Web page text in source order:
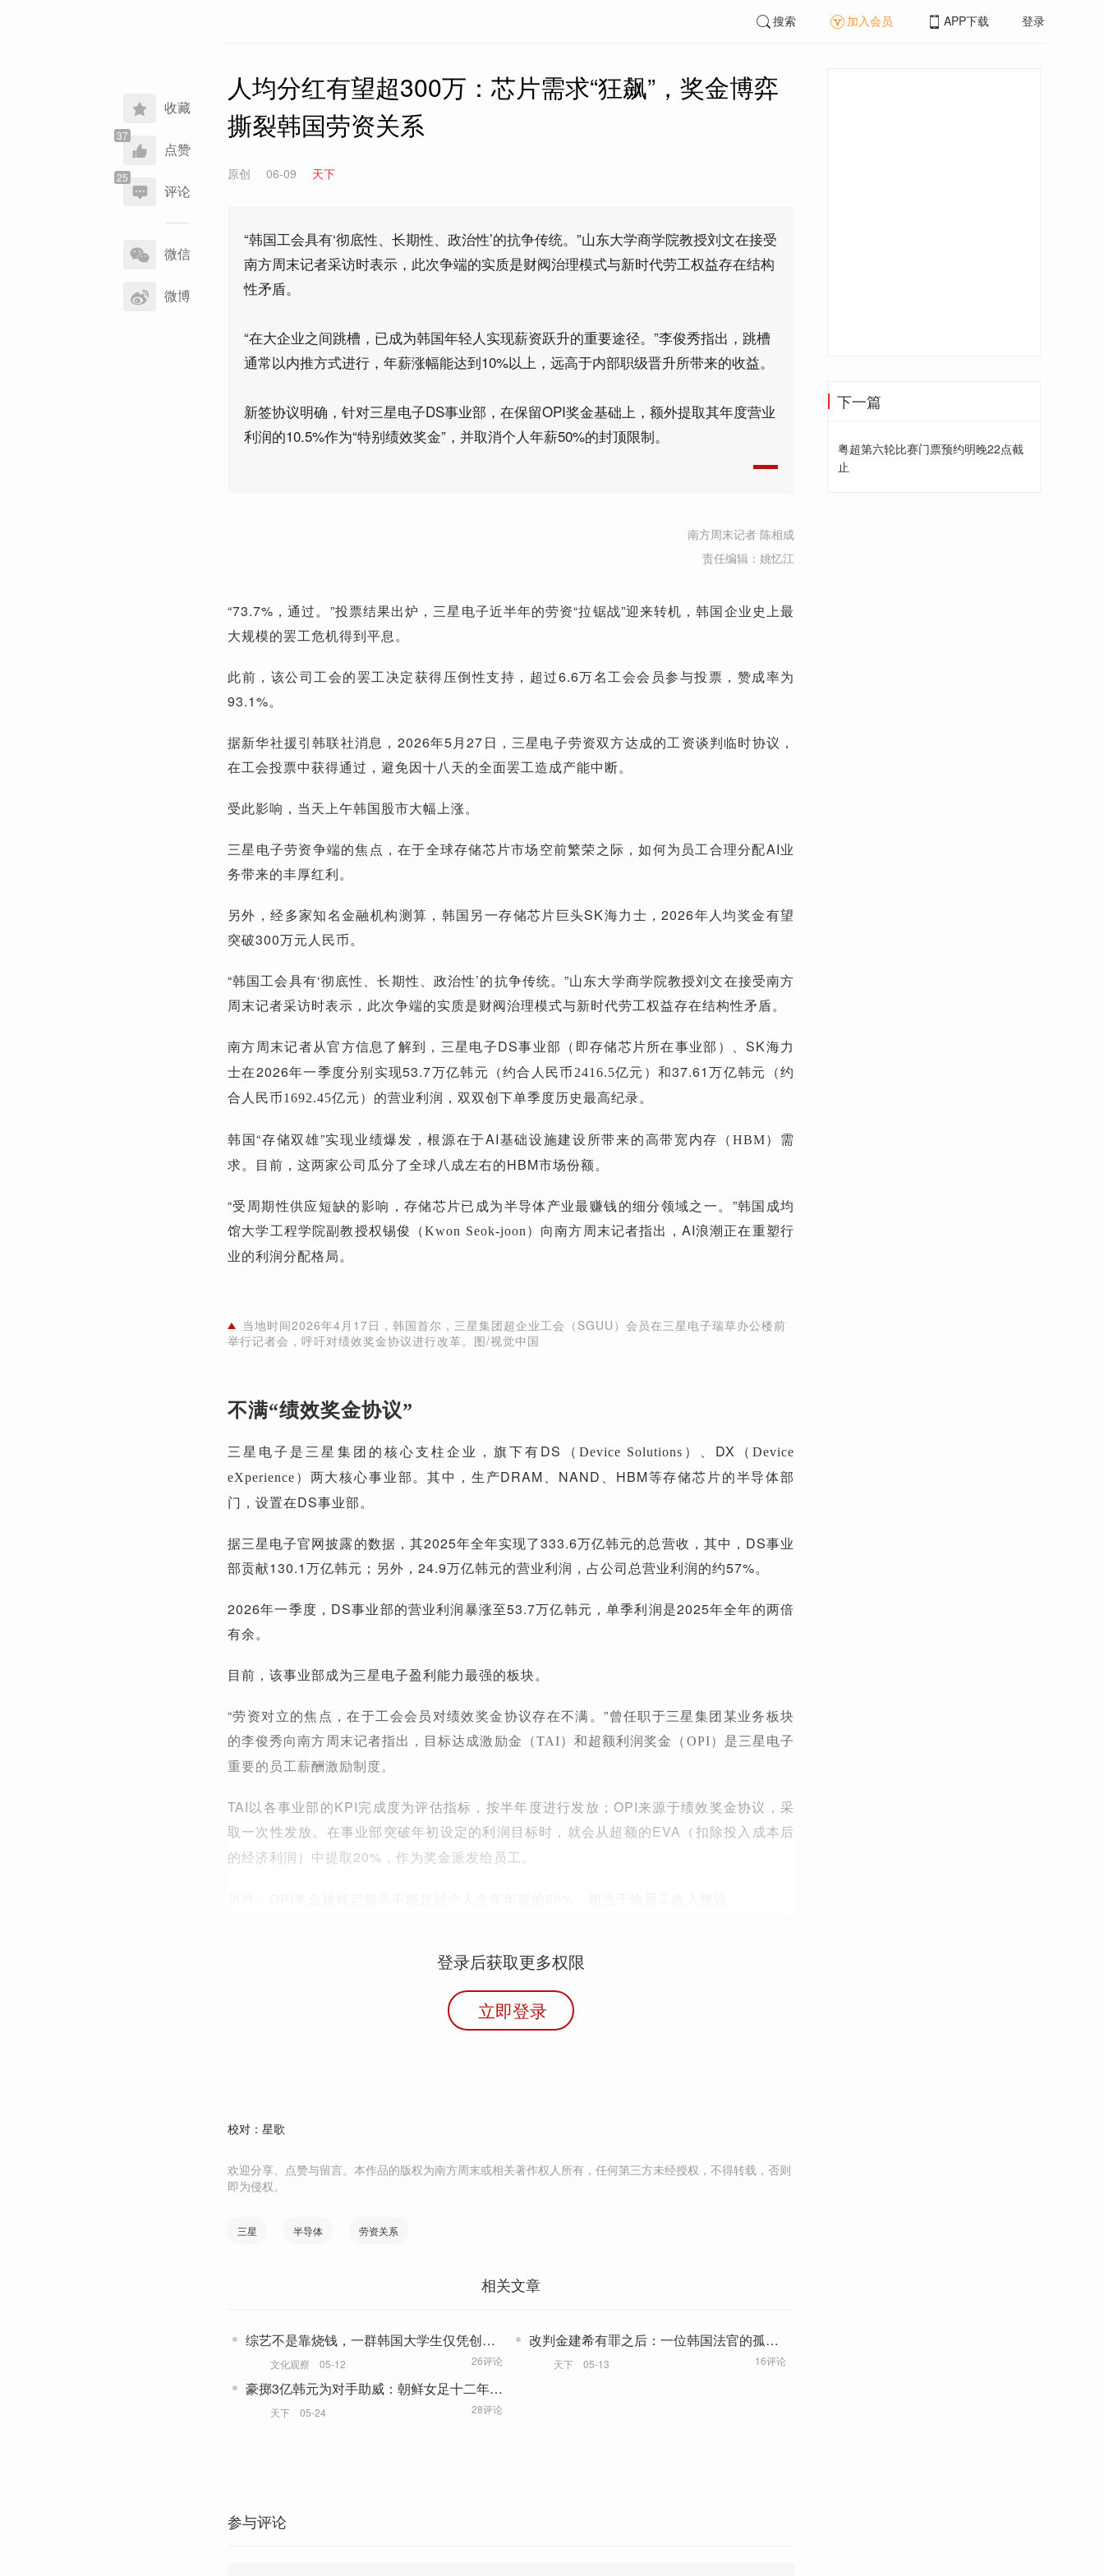
收藏
点赞
评论
享
到
微信
微博
搜索 加入会员 APP下载 登录
人均分红有望超300万：芯片需求“狂飙”，奖金博弈
撕裂韩国劳资关系
原创 06-09 天下
“韩国工会具有‘彻底性、长期性、政治性’的抗争传统。”山东大学商学院教授刘文在接受
南方周末记者采访时表示，此次争端的实质是财阀治理模式与新时代劳工权益存在结构
性矛盾。
“在大企业之间跳槽，已成为韩国年轻人实现薪资跃升的重要途径。”李俊秀指出，跳槽
通常以内推方式进行，年薪涨幅能达到10%以上，远高于内部职级晋升所带来的收益。
新签协议明确，针对三星电子DS事业部，在保留OPI奖金基础上，额外提取其年度营业
利润的10.5%作为“特别绩效奖金”，并取消个人年薪50%的封顶限制。
南方周末记者 陈相成
责任编辑：姚忆江
“73.7%，通过。”投票结果出炉，三星电子近半年的劳资“拉锯战”迎来转机，韩国企业史上最
大规模的罢工危机得到平息。
此前，该公司工会的罢工决定获得压倒性支持，超过6.6万名工会会员参与投票，赞成率为
93.1%。
据新华社援引韩联社消息，2026年5月27日，三星电子劳资双方达成的工资谈判临时协议，
在工会投票中获得通过，避免因十八天的全面罢工造成产能中断。
受此影响，当天上午韩国股市大幅上涨。
三星电子劳资争端的焦点，在于全球存储芯片市场空前繁荣之际，如何为员工合理分配AI业
务带来的丰厚红利。
另外，经多家知名金融机构测算，韩国另一存储芯片巨头SK海力士，2026年人均奖金有望
突破300万元人民币。
“韩国工会具有‘彻底性、长期性、政治性’的抗争传统。”山东大学商学院教授刘文在接受南方
周末记者采访时表示，此次争端的实质是财阀治理模式与新时代劳工权益存在结构性矛盾。
南方周末记者从官方信息了解到，三星电子DS事业部 （即存储芯片所在事业部）
、SK海力
士在2026年一季度分别实现53.7万亿韩元
（约合人民币2416.5亿元） 和37.61万亿韩元
（约
合人民币1692.45亿元） 的营业利润，双双创下单季度历史最高纪录。
韩国“存储双雄”实现业绩爆发，根源在于AI基础设施建设所带来的高带宽内存 （HBM） 需
求。目前，这两家公司瓜分了全球八成左右的HBM市场份额。
“受周期性供应短缺的影响，存储芯片已成为半导体产业最赚钱的细分领域之一。”韩国成均
馆大学工程学院副教授权锡俊
（Kwon Seok-joon） 向南方周末记者指出，AI浪潮正在重塑行
业的利润分配格局。
当地时间2026年4月17日，韩国首尔，三星集团超企业工会（SGUU）会员在三星电子瑞草办公楼前
举行记者会，呼吁对绩效奖金协议进行改革。图/视觉中国
不满“绩效奖金协议”
三星电子是三星集团的核心支柱企业，旗下有DS （Device Solutions） 、DX
（Device
eXperience） 两大核心事业部。其中，生产DRAM、NAND、HBM等存储芯片的半导体部
门，设置在DS事业部。
据三星电子官网披露的数据，其2025年全年实现了333.6万亿韩元的总营收，其中，DS事业
部贡献130.1万亿韩元；另外，24.9万亿韩元的营业利润，占公司总营业利润的约57%。
2026年一季度，DS事业部的营业利润暴涨至53.7万亿韩元，单季利润是2025年全年的两倍
有余。
目前，该事业部成为三星电子盈利能力最强的板块。
“劳资对立的焦点，在于工会会员对绩效奖金协议存在不满。”曾任职于三星集团某业务板块
的李俊秀向南方周末记者指出，目标达成激励金 （TAI） 和超额利润奖金 （OPI） 是三星电子
重要的员工薪酬激励制度。
TAI以各事业部的KPI完成度为评估指标，按半年度进行发放；OPI来源于绩效奖金协议，采
取一次性发放。在事业部突破年初设定的利润目标时，就会从超额的EVA
（扣除投入成本后
的经济利润） 中提取20%，作为奖金派发给员工。
登录后获取更多权限
立即登录
校对：星歌
欢迎分享、点赞与留言。本作品的版权为南方周末或相关著作权人所有，任何第三方未经授权，不得转载，否则
即为侵权。
三星 半导体 劳资关系
相关文章
综艺不是靠烧钱，一群韩国大学生仅凭创意
打造高分神作
文化观察 05-12 26评论
改判金建希有罪之后：一位韩国法官的孤独
落幕天下 05-13 16评论
豪掷3亿韩元为对手助威：朝鲜女足十二年后
再访韩国
天下 05-24 28评论
参与评论
下一篇
粤超第六轮比赛门票预约明晚22点截
止